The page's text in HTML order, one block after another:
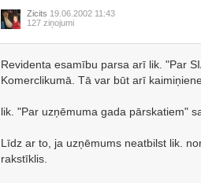
Zicits 19.06.2002 11:43
127 ziņojumi
Revidenta esamību parsa arī lik. "Par
Komerclikumā. Tā var būt arī
lik. "Par uzņēmuma gada pārskatiem"
Līdz ar to, ja uzņēmums neatbilst lik.
rakstīklis.